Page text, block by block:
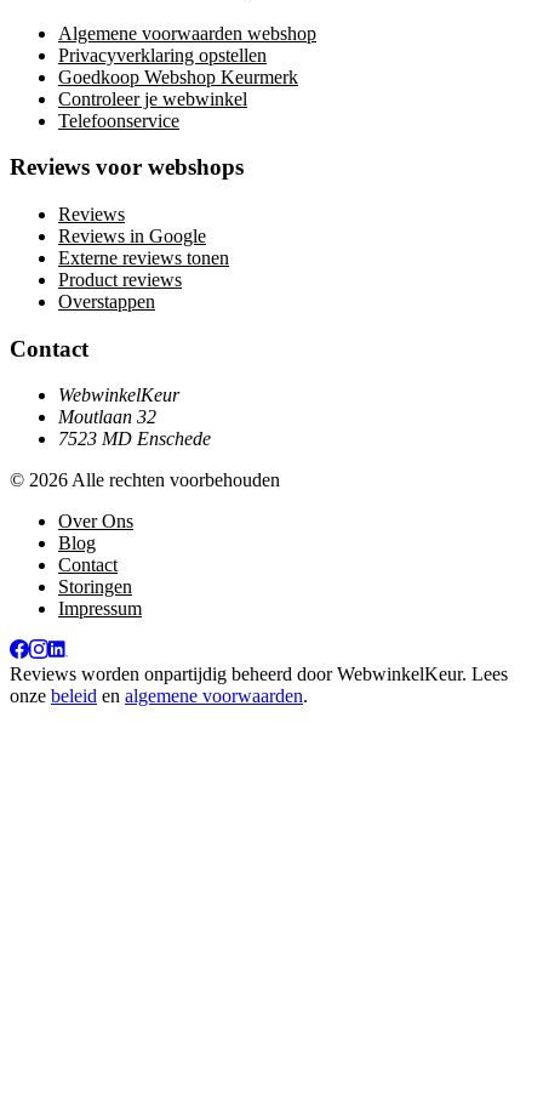
Algemene voorwaarden webshop
Privacyverklaring opstellen
Goedkoop Webshop Keurmerk
Controleer je webwinkel
Telefoonservice
Reviews voor webshops
Reviews
Reviews in Google
Externe reviews tonen
Product reviews
Overstappen
Contact
WebwinkelKeur
Moutlaan 32
7523 MD Enschede
© 2026 Alle rechten voorbehouden
Over Ons
Blog
Contact
Storingen
Impressum
Reviews worden onpartijdig beheerd doorWebwinkelKeur. Lees
onze beleid en algemene voorwaarden.